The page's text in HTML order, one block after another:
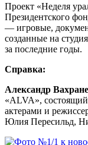
Проект «Неделя
Президентского
— игровые,
созданные на
за последние годы.
Справка:
Александр
«ALVA»,
актерами и
Юлия Пересильд,